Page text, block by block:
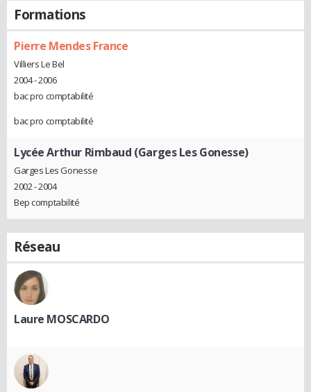
Formations
Pierre Mendes France
Villiers Le Bel
2004 - 2006
bac pro comptabilité
bac pro comptabilité
Lycée Arthur Rimbaud (Garges Les Gonesse)
Garges Les Gonesse
2002 - 2004
Bep comptabilité
Réseau
Laure MOSCARDO